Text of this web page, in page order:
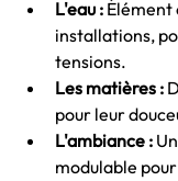
L'eau : Élément
installations,
tensions.
Les matières :
pour leur
L'ambiance :
modulable